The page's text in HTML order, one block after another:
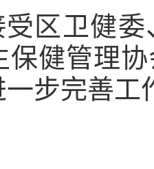
受区卫健
保健管理
步完善